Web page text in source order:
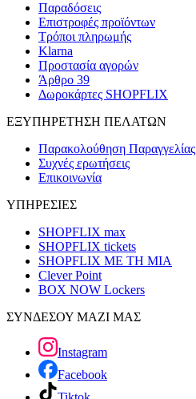
Παραδόσεις
Επιστροφές προϊόντων
Τρόποι πληρωμής
Klarna
Προστασία αγορών
Άρθρο 39
Δωροκάρτες SHOPFLIX
ΕΞΥΠΗΡΕΤΗΣΗ ΠΕΛΑΤΩΝ
Παρακολούθηση Παραγγελίας
Συχνές ερωτήσεις
Επικοινωνία
ΥΠΗΡΕΣΙΕΣ
SHOPFLIX max
SHOPFLIX tickets
SHOPFLIX ΜΕ ΤΗ ΜΙΑ
Clever Point
BOX NOW Lockers
ΣΥΝΔΕΣΟΥ ΜΑΖΙ ΜΑΣ
Instagram
Facebook